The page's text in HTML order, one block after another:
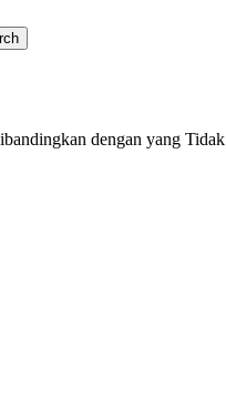
dengan yang Tidak